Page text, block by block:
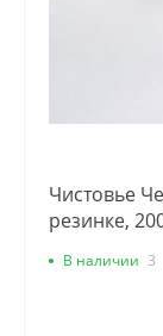
Чистовье
резинке,
В наличии 3